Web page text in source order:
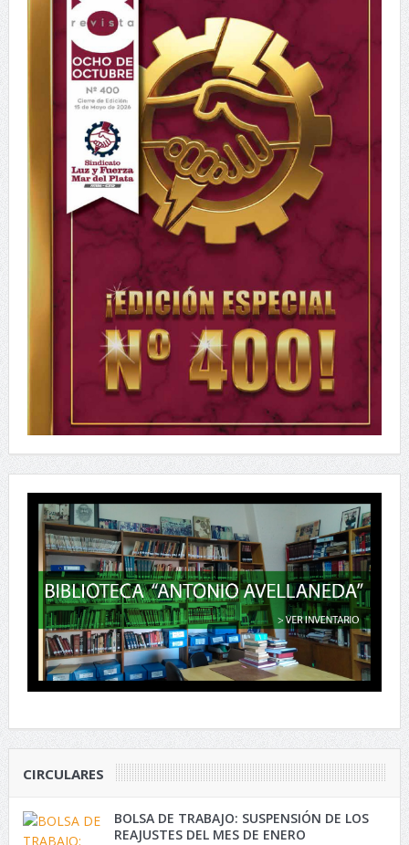
CIRCULARES
BOLSA DE TRABAJO: SUSPENSIÓN DE LOS
REAJUSTES DEL MES DE ENERO